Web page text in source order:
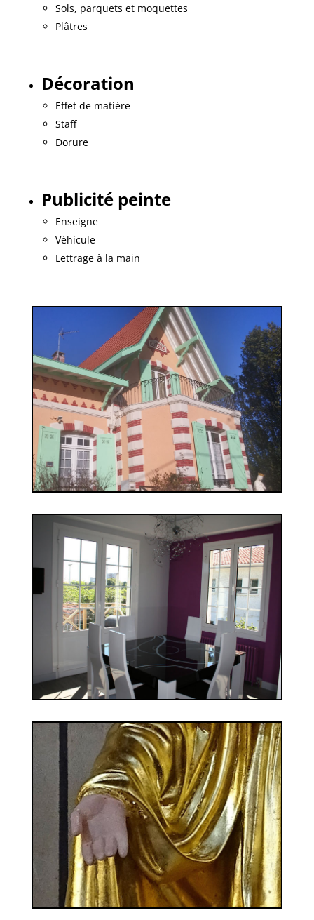
Sols, parquets et moquettes
Plâtres
Décoration
Effet de matière
Staff
Dorure
Publicité peinte
Enseigne
Véhicule
Lettrage à la main